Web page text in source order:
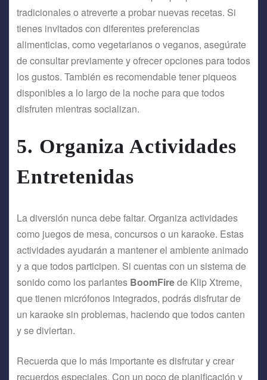
tradicionales o atreverte a probar nuevas recetas. Si
tienes invitados con diferentes preferencias
alimenticias, como vegetarianos o veganos, asegúrate
de consultar previamente y ofrecer opciones para todos
los gustos. También es recomendable tener piqueos
disponibles a lo largo de la noche para que todos
disfruten mientras socializan.
5. Organiza Actividades
Entretenidas
La diversión nunca debe faltar. Organiza actividades
como juegos de mesa, concursos o un karaoke. Estas
actividades ayudarán a mantener el ambiente animado
y a que todos participen. Si cuentas con un sistema de
sonido como los parlantes BoomFirede Klip Xtreme,
que tienen micrófonos integrados, podrás disfrutar de
un karaoke sin problemas, haciendo que todos canten
y se diviertan.
Recuerda que lo más importante es disfrutar y crear
recuerdos especiales. Con un poco de planificación y